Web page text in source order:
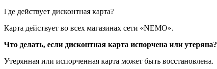
Где действует дисконтная карта?
Карта действует во всех магазинах сети «NEMO».
Что делать, если дисконтная карта испорчена или утеряна?
Утерянная или испорченная карта может быть восстановлена.